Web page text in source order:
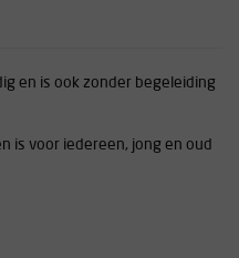
en is ook zonder begeleiding
is voor iedereen, jong en oud